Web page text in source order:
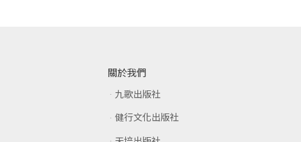
關於我們
九歌出版社
健行文化出版社